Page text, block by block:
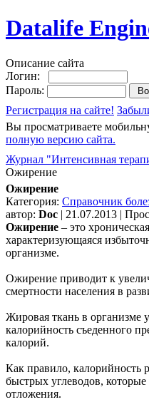
Datalife
Описание сайта
Логин:
Пароль:
Регистрация на сайте!
Вы просматриваете
полную версию сайта.
Журнал "Интенсивная
Ожирение
Ожирение
Категория: Справочник
автор: Doc | 21.07.2013 |
Ожирение – это
характеризующаяся
организме.
Ожирение приводит к
смертности населения в
Жировая ткань в организме
калорийность съеденного
калорий.
Как правило, калорийность
быстрых углеводов,
отложения.